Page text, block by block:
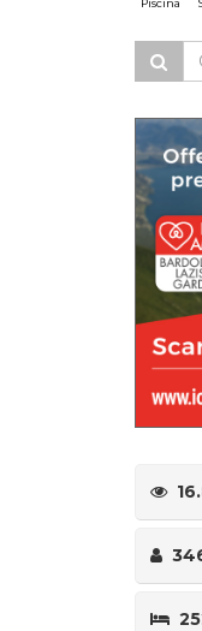
Piscina